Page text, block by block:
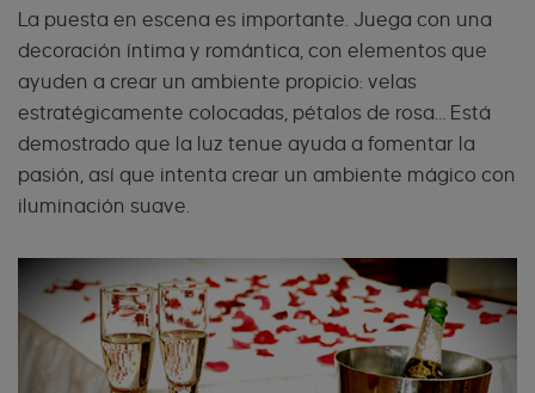
La puesta en escena es importante. Juega con una
decoración íntima y romántica, con elementos que
ayuden a crear un ambiente propicio: velas
estratégicamente colocadas, pétalos de rosa… Está
demostrado que la luz tenue ayuda a fomentar la
pasión, así que intenta crear un ambiente mágico con
iluminación suave.